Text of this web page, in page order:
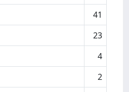
41
23
4
2